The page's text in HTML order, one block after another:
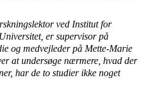
ved Institut for
er supervisor på
og medvejleder på Mette-Marie
at undersøge nærmere, hvad der
har de to studier ikke noget